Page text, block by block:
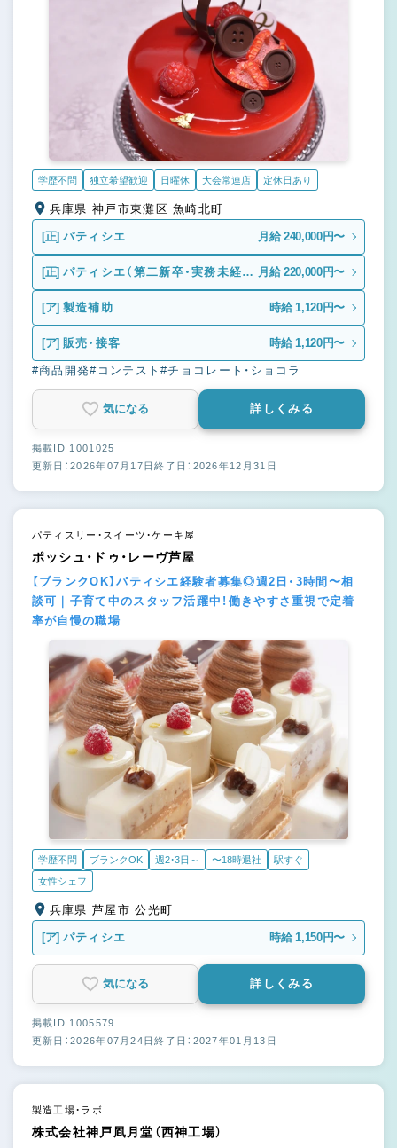
学歴不問 独立希望歓迎 日曜休 大会常連店 定休日あり
兵庫県 神戸市東灘区 魚崎北町
[正] パティシエ 月給 240,000円〜
[正] パティシエ（第二新卒・実務未経
験）
月給 220,000円〜
[ア] 製造補助 時給 1,120円〜
[ア] 販売・接客 時給 1,120円〜
#商品開発#コンテスト#チョコレート・ショコラ
気になる 詳しくみる
掲載ID 1001025
更新日：2026年07月17日終了日：2026年12月31日
パティスリー・スイーツ・ケーキ屋
ポッシュ・ドゥ・レーヴ芦屋
【ブランクOK】パティシエ経験者募集◎週2日・3時間〜相
談可｜子育て中のスタッフ活躍中！働きやすさ重視で定着
率が自慢の職場
学歴不問 ブランクOK 週2・3日～ 〜18時退社
駅すぐ
女性シェフ
兵庫県 芦屋市 公光町
[ア] パティシエ 時給 1,150円〜
気になる 詳しくみる
掲載ID 1005579
更新日：2026年07月24日終了日：2027年01月13日
製造工場・ラボ
株式会社神戸凮月堂（西神工場）